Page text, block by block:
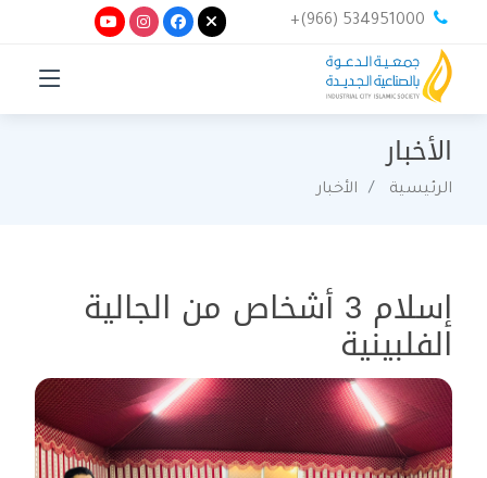
+(966) 534951000
الأخبار
الرئيسية الأخبار
إسلام 3 أشخاص من الجالية
الفلبينية